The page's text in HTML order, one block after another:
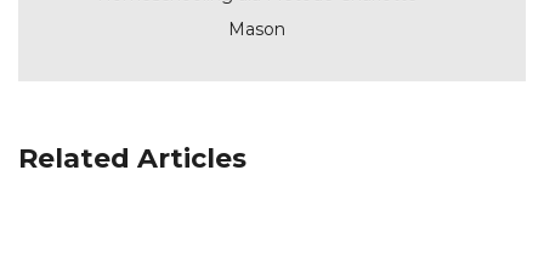
Mason
Related Articles